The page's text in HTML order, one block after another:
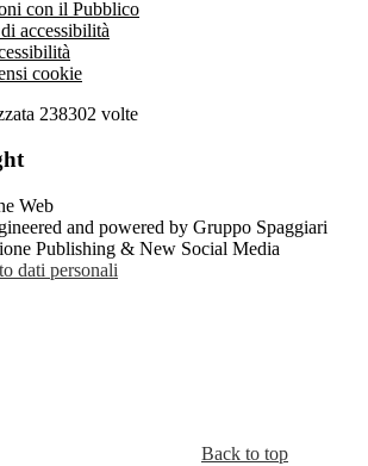
con il Pubblico
accessibilità
cookie
238302 volte
and powered by Gruppo Spaggiari
Publishing & New Social Media
dati personali
Back to top